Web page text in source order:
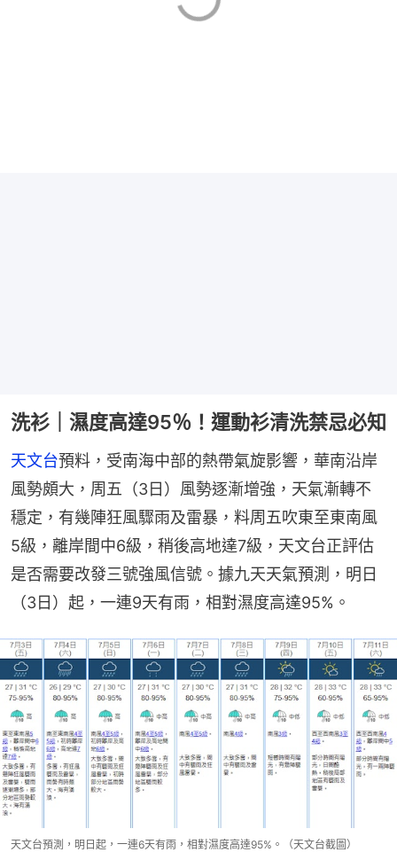
洗衫｜濕度高達95％！運動衫清洗禁忌必知
天文台預料，受南海中部的熱帶氣旋影響，華南沿岸
風勢頗大，周五（3日）風勢逐漸增強，天氣漸轉不
穩定，有幾陣狂風驟雨及雷暴，料周五吹東至東南風
5級，離岸間中6級，稍後高地達7級，天文台正評估
是否需要改發三號強風信號。據九天天氣預測，明日
（3日）起，一連9天有雨，相對濕度高達95%。
天文台預測，明日起，一連6天有雨，相對濕度高達95%。（天文台截圖）